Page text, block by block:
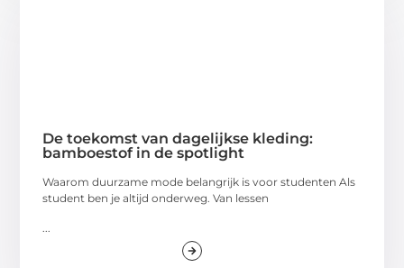
De toekomst van dagelijkse kleding:
bamboestof in de spotlight
Waarom duurzame mode belangrijk is voor studenten Als
student ben je altijd onderweg. Van lessen